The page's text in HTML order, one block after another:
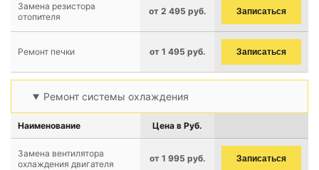
Замена резистора
отопителя
от 2 495 руб. Записаться
Ремонт печки от 1 495 руб. Записаться
Ремонт системы охлаждения
Наименование Цена в Руб.
Замена вентилятора
охлаждения двигателя
от 1 995 руб. Записаться